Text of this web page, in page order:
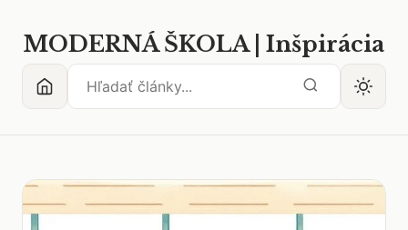
MODERNÁ ŠKOLA | Inšpirácia